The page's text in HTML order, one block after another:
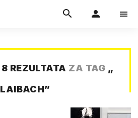
8 REZULTATA ZA TAG „
LAIBACH”